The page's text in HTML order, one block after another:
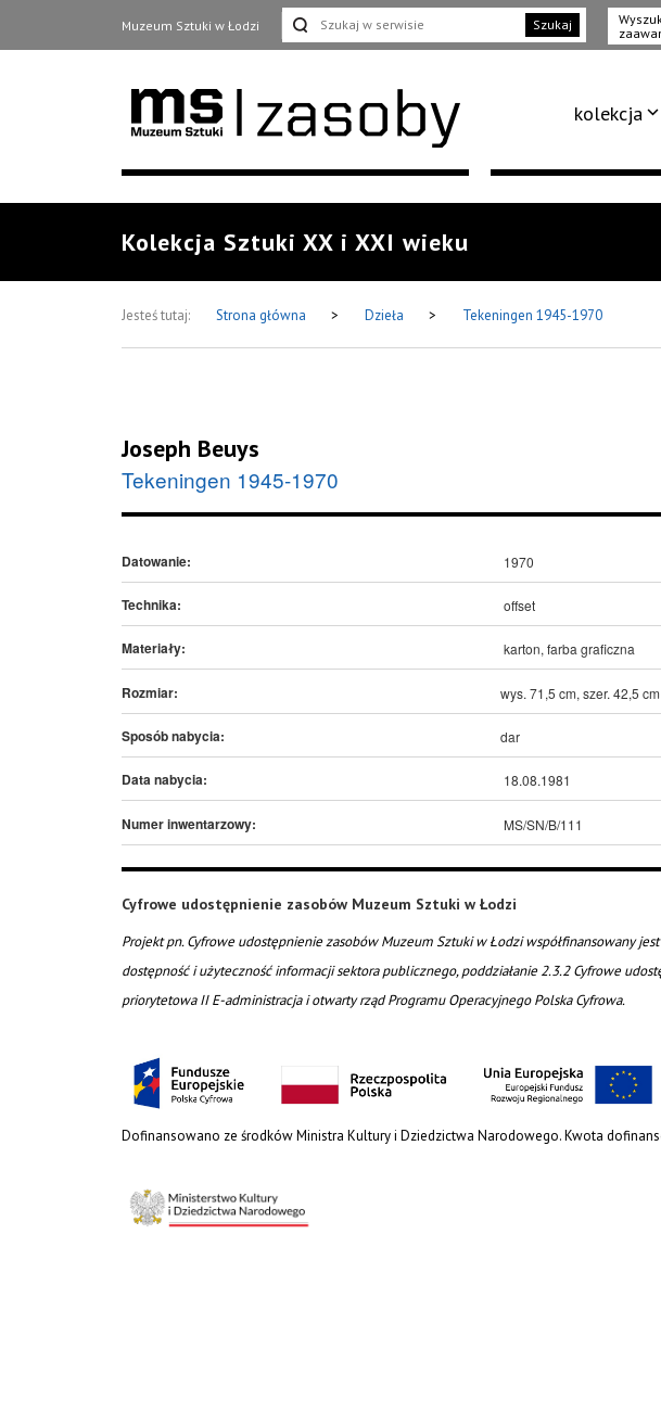
Muzeum Sztuki w Łodzi Szukaj
kolekcja
Kolekcja Sztuki XX i XXI wieku
Jesteś tutaj: Strona główna > Dzieła > Tekeningen 1945-1970
Joseph Beuys
Tekeningen 1945-1970
Datowanie: 1970
Technika: offset
Materiały: karton, farba graficzna
Rozmiar: wys. 71,5 cm, szer. 42,5 cm
Sposób nabycia: dar
Data nabycia: 18.08.1981
Numer inwentarzowy: MS/SN/B/111
Cyfrowe udostępnienie zasobów Muzeum Sztuki w Łodzi
Projekt pn. Cyfrowe udostępnienie zasobów Muzeum Sztuki w Łodzi współfinansowany
dostępność i użyteczność informacji sektora publicznego, poddziałanie 2.3.2 Cyfrowe
priorytetowa II E-administracja i otwarty rząd Programu Operacyjnego Polska Cyfrowa.
Dofinansowano ze środków Ministra Kultury i Dziedzictwa Narodowego. Kwota